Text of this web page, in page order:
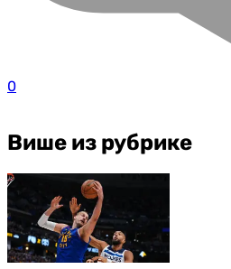
0
Више из рубрике